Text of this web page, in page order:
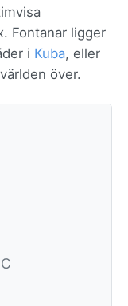
Fontanar ligger
i Kuba, eller
världen över.